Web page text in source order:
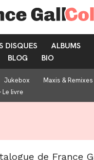
DISQUES ALBUMS
BLOG BIO
Jukebox Maxis & Remixes
Le livre
de France